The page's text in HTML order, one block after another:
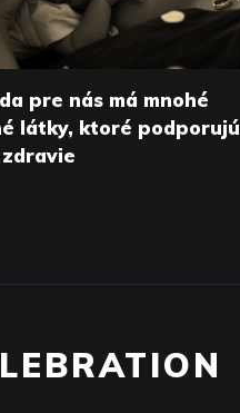
pre nás má mnohé
látky, ktoré podporujú